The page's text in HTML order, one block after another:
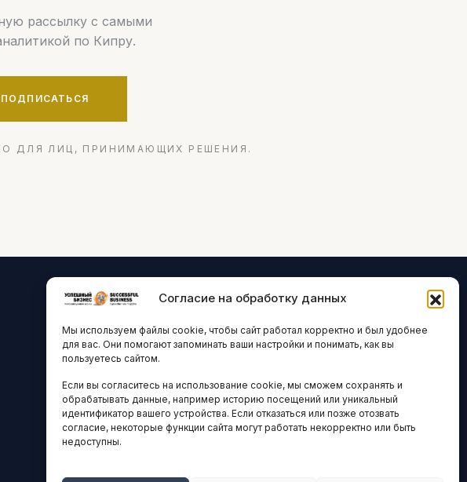
Согласие на обработку данных
Мы используем файлы cookie, чтобы сайт работал корректно и был удобнее
для вас. Они помогают запоминать ваши настройки и понимать, как вы
пользуетесь сайтом.
Если вы согласитесь на использование cookie, мы сможем сохранять и
обрабатывать данные, например историю посещений или уникальный
идентификатор вашего устройства. Если отказаться или позже отозвать
согласие, некоторые функции сайта могут работать некорректно или быть
недоступны.
рассылку с самыми
по Кипру.
ПОДПИСАТЬСЯ
ДЛЯ ЛИЦ, ПРИНИМАЮЩИХ РЕШЕНИЯ.
ТЕХНОЛОГИИ И
ИННОВАЦИИ
Стартапы и исследования
Цифровая экономика
Остальные новости
ДЕЛОВОЕ
ARTICLES IN
ENGLISH
НАВИГАЦИЯ
Архив материалов